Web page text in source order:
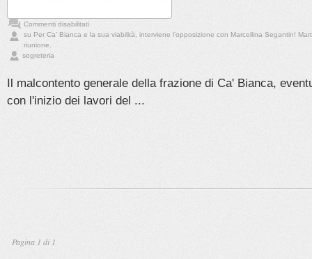
Commenti disabilitati
su Per Ca’ Bianca e la sua viabilità, interviene l’opposizione con Marcellina Segantin!
riunione.
segreteria
Il malcontento generale della frazione di Ca' Bianca,
con l'inizio dei lavori del ...
Pagina 1 di 1